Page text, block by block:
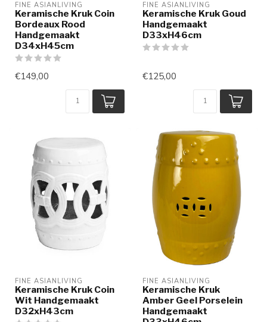
FINE ASIANLIVING
Keramische Kruk Coin
Bordeaux Rood
Handgemaakt
D34xH45cm
€149,00
FINE ASIANLIVING
Keramische Kruk Goud
Handgemaakt
D33xH46cm
€125,00
FINE ASIANLIVING
Keramische Kruk Coin
Wit Handgemaakt
D32xH43cm
FINE ASIANLIVING
Keramische Kruk
Amber Geel Porselein
Handgemaakt